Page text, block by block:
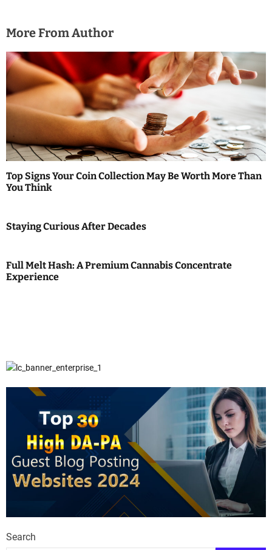
More From Author
Top Signs Your Coin Collection May Be Worth More Than
You Think
Staying Curious After Decades
Full Melt Hash: A Premium Cannabis Concentrate
Experience
Search